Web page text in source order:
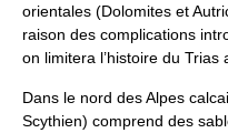
orientales (Dolomites et
raison des complications
on limitera l’histoire du Trias
Dans le nord des Alpes
Scythien) comprend des